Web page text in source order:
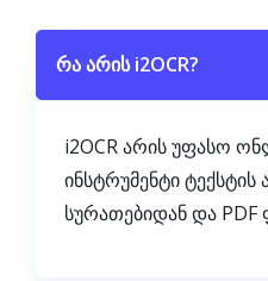
რა არის i2OCR?
i2OCR არის უფასო
ინსტრუმენტი
სურათებიდან და PDF